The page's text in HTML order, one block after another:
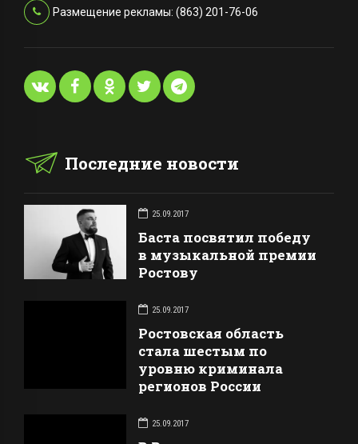
Размещение рекламы: (863) 201-76-06
Последние новости
25.09.2017
Баста посвятил победу
в музыкальной премии
Ростову
25.09.2017
Ростовская область
стала шестым по
уровню криминала
регионов России
25.09.2017